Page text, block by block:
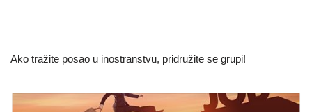
Ako tražite posao u inostranstvu, pridružite se grupi!